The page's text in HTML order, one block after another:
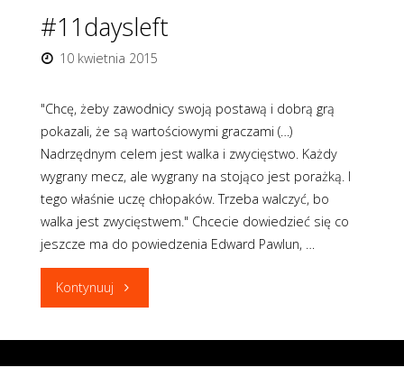
#11daysleft
10 kwietnia 2015
"Chcę, żeby zawodnicy swoją postawą i dobrą grą
pokazali, że są wartościowymi graczami (…)
Nadrzędnym celem jest walka i zwycięstwo. Każdy
wygrany mecz, ale wygrany na stojąco jest porażką. I
tego właśnie uczę chłopaków. Trzeba walczyć, bo
walka jest zwycięstwem." Chcecie dowiedzieć się co
jeszcze ma do powiedzenia Edward Pawlun, …
Kontynuuj "#11daysleft"